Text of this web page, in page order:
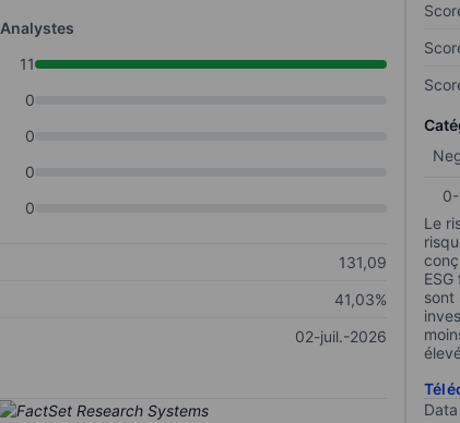
Analystes
11
0
0
0
0
131,09
41,03%
02-juil.-2026
Le
sont